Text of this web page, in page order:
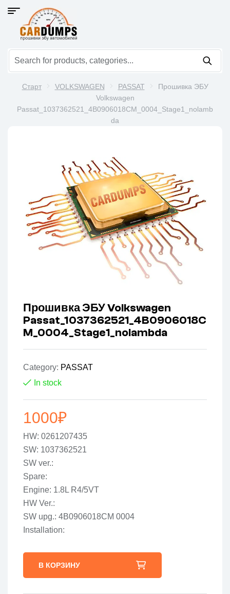
Старт VOLKSWAGEN PASSAT
Прошивка ЭБУ
Volkswagen
Passat_1037362521_4B0906018CM_0004_Stage1_nolamb
da
Прошивка ЭБУ Volkswagen
Passat_1037362521_4B0906018C
M_0004_Stage1_nolambda
Category: PASSAT
In stock
1000₽
HW: 0261207435
SW: 1037362521
SW ver.:
Spare:
Engine: 1.8L R4/5VT
HW Ver.:
SW upg.: 4B0906018CM 0004
Installation:
В КОРЗИНУ